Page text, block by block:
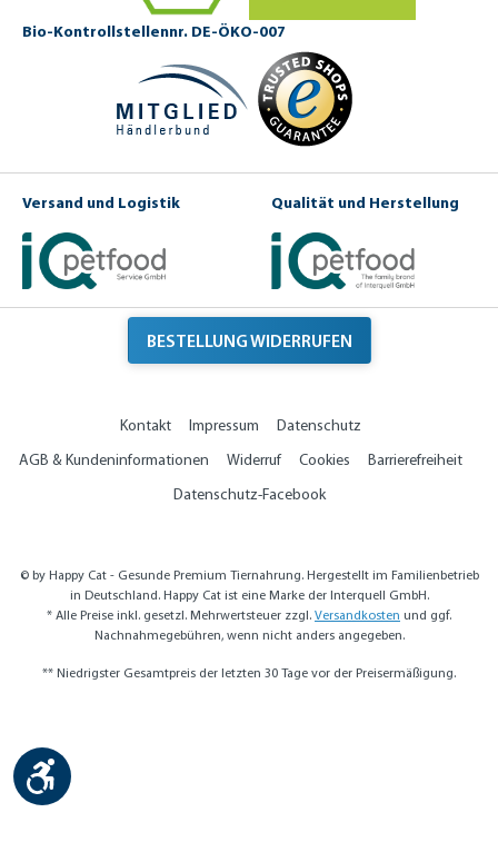
Bio-Kontrollstellennr. DE-ÖKO-007
Versand und Logistik Qualität und Herstellung
BESTELLUNG WIDERRUFEN
Kontakt Impressum
Datenschutz
AGB & Kundeninformationen
Widerruf Cookies
Barrierefreiheit
Datenschutz-Facebook
© by Happy Cat - Gesunde Premium Tiernahrung. Hergestellt im Familienbetrieb
in Deutschland. Happy Cat ist eine Marke der Interquell GmbH.
* Alle Preise inkl. gesetzl. Mehrwertsteuer zzgl. Versandkosten und ggf.
Nachnahmegebühren, wenn nicht anders angegeben.
** Niedrigster Gesamtpreis der letzten 30 Tage vor der Preisermäßigung.
Werkzeugleiste anzeigen